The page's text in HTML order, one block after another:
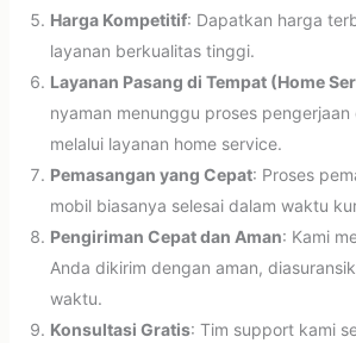
Harga Kompetitif: Dapatkan harga
layanan berkualitas tinggi.
Layanan Pasang di Tempat (Home
nyaman menunggu proses pengerjaan
melalui layanan home service.
Pemasangan yang Cepat: Proses
mobil biasanya selesai dalam waktu
Pengiriman Cepat dan Aman: Kami
Anda dikirim dengan aman,
waktu.
Konsultasi Gratis: Tim support kami